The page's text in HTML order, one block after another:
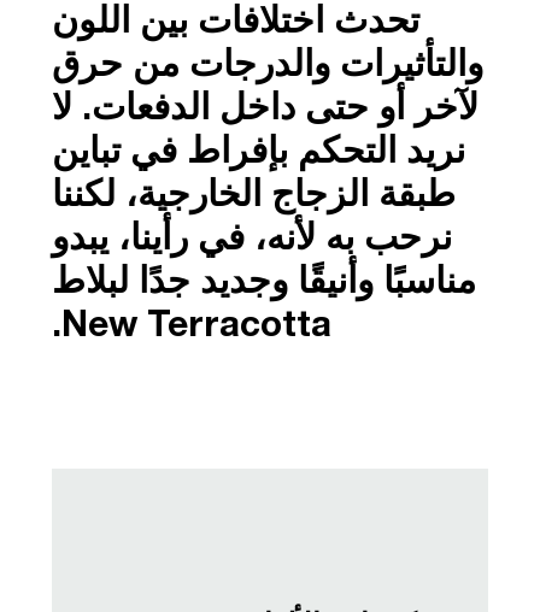
تحدث اختلافات بين اللون
والتأثيرات والدرجات من حرق
لآخر أو حتى داخل الدفعات. لا
نريد التحكم بإفراط في تباين
طبقة الزجاج الخارجية، لكننا
نرحب به لأنه، في رأينا، يبدو
مناسبًا وأنيقًا وجديد جدًا لبلاط
New Terracotta.